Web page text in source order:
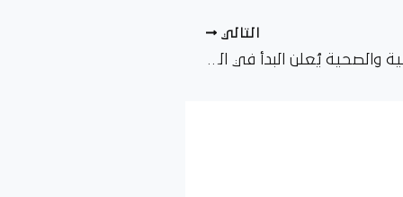
التالي